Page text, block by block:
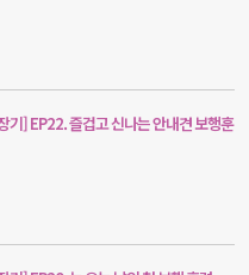
기] EP22. 즐겁고 신나는 안내견 보행훈